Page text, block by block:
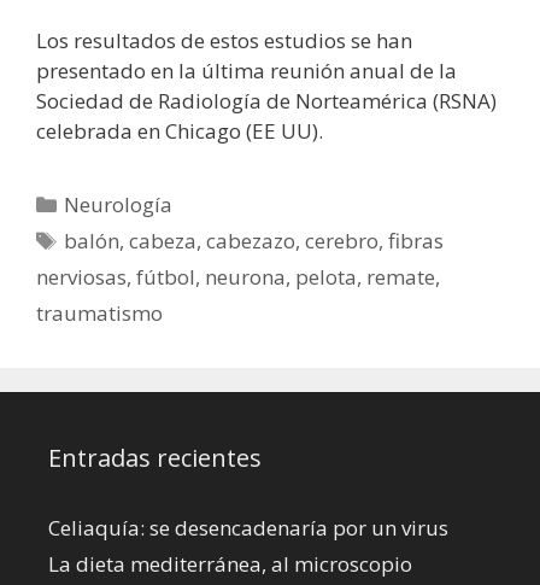
Los resultados de estos estudios se han
presentado en la última reunión anual de la
Sociedad de Radiología de Norteamérica (RSNA)
celebrada en Chicago (EE UU).
Categorías
Neurología
Etiquetas
balón,cabeza,cabezazo,cerebro,fibras
nerviosas, fútbol, neurona, pelota, remate,
traumatismo
Entradas recientes
Celiaquía: se desencadenaría por un virus
La dieta mediterránea, al microscopio